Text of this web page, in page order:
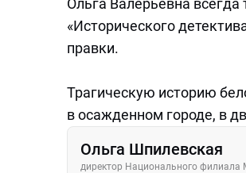
Ольга Валерьевна
«Исторического
правки.
Трагическую историю
в осажденном городе, в
Ольга Шпилевская
директор Национального филиала